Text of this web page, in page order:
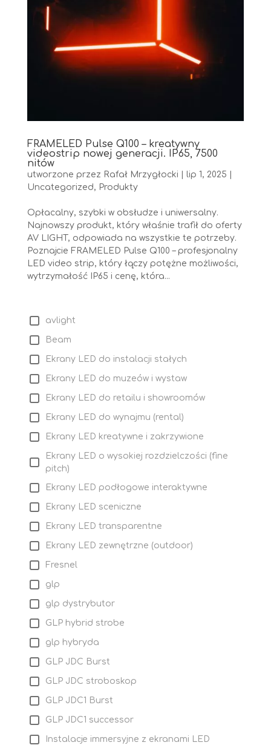
FRAMELED Pulse Q100 – kreatywny
videostrip nowej generacji. IP65, 7500
nitów
utworzone przez Rafał Mrzygłocki lip 1, 2025
Uncategorized, Produkty
Opłacalny, szybki w obsłudze i uniwersalny.
Najnowszy produkt, który właśnie trafił do oferty
AV LIGHT, odpowiada na wszystkie te potrzeby.
Poznajcie FRAMELED Pulse Q100 – profesjonalny
LED video strip, który łączy potężne możliwości,
wytrzymałość IP65 i cenę, która...
avlight
Beam
Ekrany LED do instalacji stałych
Ekrany LED do muzeów i wystaw
Ekrany LED do retailu i showroomów
Ekrany LED do wynajmu (rental)
Ekrany LED kreatywne i zakrzywione
Ekrany LED o wysokiej rozdzielczości (fine
pitch)
Ekrany LED podłogowe interaktywne
Ekrany LED sceniczne
Ekrany LED transparentne
Ekrany LED zewnętrzne (outdoor)
Fresnel
glp
glp dystrybutor
GLP hybrid strobe
glp hybryda
GLP JDC Burst
GLP JDC stroboskop
GLP JDC1 Burst
GLP JDC1 successor
Instalacje immersyjne z ekranami LED